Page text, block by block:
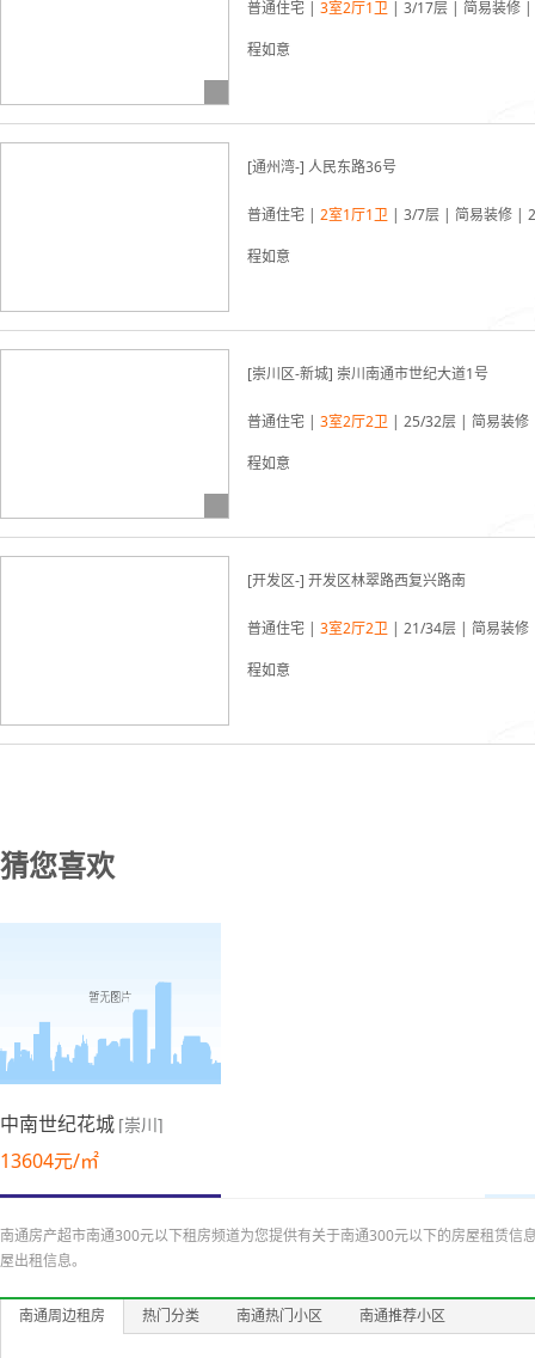
03-19更新
普通住宅 | 3室2厅1卫 | 3/17层 | 简易装修
程如意
[通州湾-] 人民东路36号
普通住宅 | 2室1厅1卫 | 3/7层 | 简易装修 |
程如意
[崇川区-新城] 崇川南通市世纪大道1号
普通住宅 | 3室2厅2卫 | 25/32层 | 简易装
程如意
[开发区-] 开发区林翠路西复兴路南
普通住宅 | 3室2厅2卫 | 21/34层 | 简易装
程如意
猜您喜欢
中南世纪花城 [崇川]
13604元/㎡
南通房产超市南通300元以下租房频道为您提供有关于南通300元以下的房屋租赁
屋出租信息。
南通周边租房 热门分类 南通热门小区 南通推荐小区